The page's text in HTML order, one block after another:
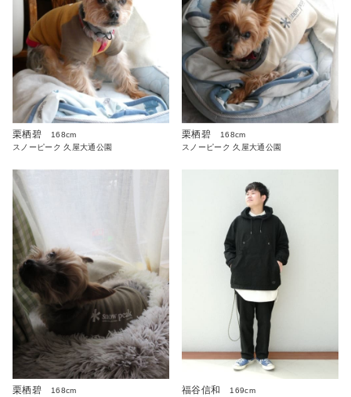
栗栖碧
168cm
スノーピーク 久屋大通公園
栗栖碧
168cm
スノーピーク 久屋大通公園
栗栖碧
168cm
福谷信和
169cm